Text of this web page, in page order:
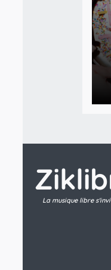
La musique libre